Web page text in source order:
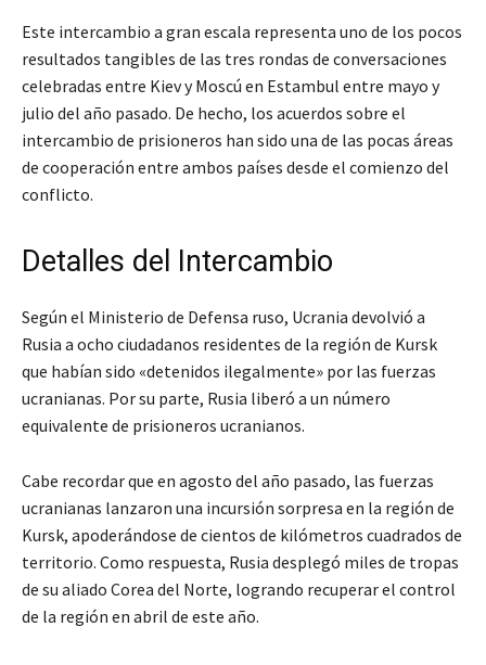
Este intercambio a gran escala representa uno de los pocos
resultados tangibles de las tres rondas de conversaciones
celebradas entre Kiev y Moscú en Estambul entre mayo y
julio del año pasado. De hecho, los acuerdos sobre el
intercambio de prisioneros han sido una de las pocas áreas
de cooperación entre ambos países desde el comienzo del
conflicto.
Detalles del Intercambio
Según el Ministerio de Defensa ruso, Ucrania devolvió a
Rusia a ocho ciudadanos residentes de la región de Kursk
que habían sido «detenidos ilegalmente» por las fuerzas
ucranianas. Por su parte, Rusia liberó a un número
equivalente de prisioneros ucranianos.
Cabe recordar que en agosto del año pasado, las fuerzas
ucranianas lanzaron una incursión sorpresa en la región de
Kursk, apoderándose de cientos de kilómetros cuadrados de
territorio. Como respuesta, Rusia desplegó miles de tropas
de su aliado Corea del Norte, logrando recuperar el control
de la región en abril de este año.